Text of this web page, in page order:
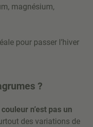
magnésium,
pour passer l’hiver
?
couleur n’est pas un
des variations de